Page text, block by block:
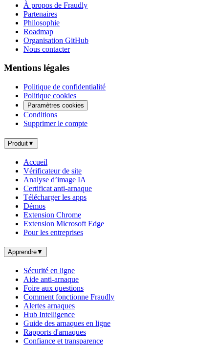
À propos de Fraudly
Partenaires
Philosophie
Roadmap
Organisation GitHub
Nous contacter
Mentions légales
Politique de confidentialité
Politique cookies
Paramètres cookies
Conditions
Supprimer le compte
Produit▼
Accueil
Vérificateur de site
Analyse d’image IA
Certificat anti-arnaque
Télécharger les apps
Démos
Extension Chrome
Extension Microsoft Edge
Pour les entreprises
Apprendre▼
Sécurité en ligne
Aide anti-arnaque
Foire aux questions
Comment fonctionne Fraudly
Alertes arnaques
Hub Intelligence
Guide des arnaques en ligne
Rapports d'arnaques
Confiance et transparence